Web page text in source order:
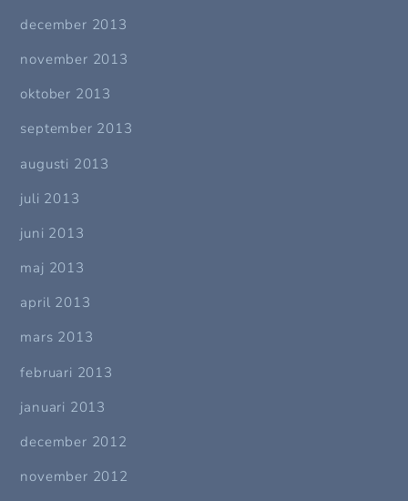
december 2013
november 2013
oktober 2013
september 2013
augusti 2013
juli 2013
juni 2013
maj 2013
april 2013
mars 2013
februari 2013
januari 2013
december 2012
november 2012